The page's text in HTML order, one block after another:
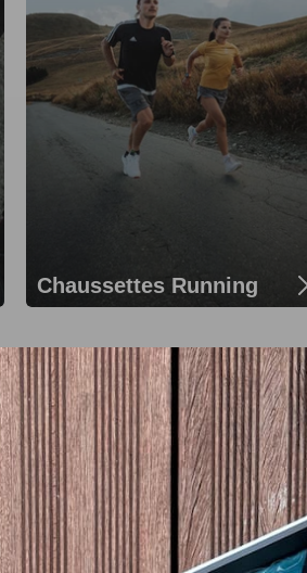
Chaussettes Running
Sidas
pour offrir un maintien optimal
à partir de matériaux de
à divers sports et activités, allant du